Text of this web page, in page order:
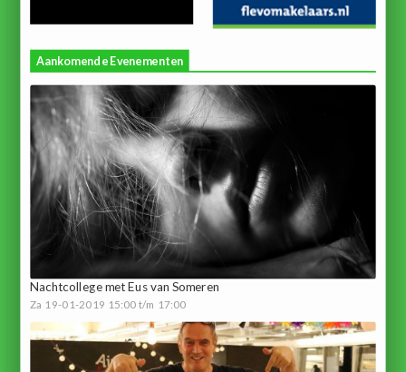
Aankomende Evenementen
Nachtcollege met Eus van Someren
Za 19-01-2019 15:00 t/m 17:00